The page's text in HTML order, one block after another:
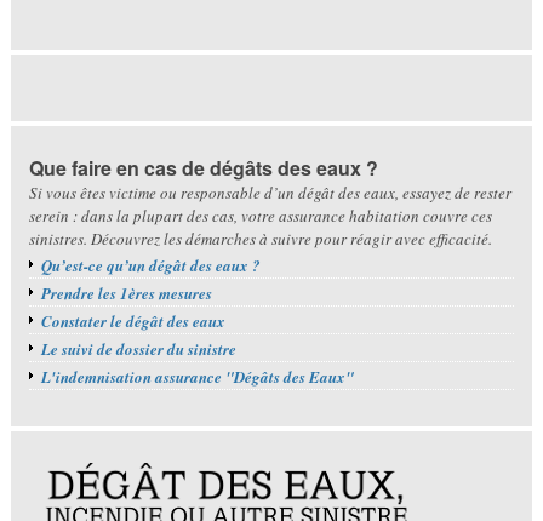
Que faire en cas de dégâts des eaux ?
Si vous êtes victime ou responsable d’un dégât des eaux, essayez de rester
serein : dans la plupart des cas, votre assurance habitation couvre ces
sinistres. Découvrez les démarches à suivre pour réagir avec efficacité.
Qu’est-ce qu’un dégât des eaux ?
Prendre les 1ères mesures
Constater le dégât des eaux
Le suivi de dossier du sinistre
L'indemnisation assurance "Dégâts des Eaux"